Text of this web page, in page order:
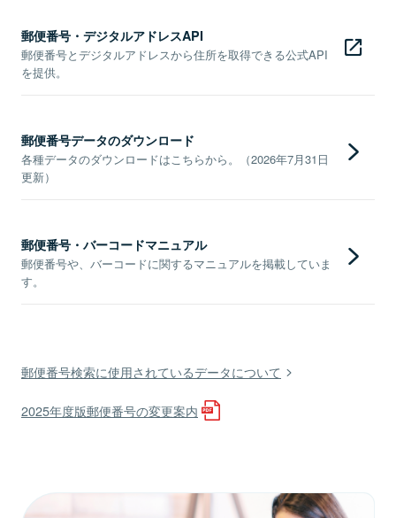
郵便番号・デジタルアドレスAPI
郵便番号とデジタルアドレスから住所を取得できる公式API
を提供。
郵便番号データのダウンロード
各種データのダウンロードはこちらから。（2026年7月31日
更新）
郵便番号・バーコードマニュアル
郵便番号や、バーコードに関するマニュアルを掲載していま
す。
郵便番号検索に使用されているデータについて
2025年度版郵便番号の変更案内